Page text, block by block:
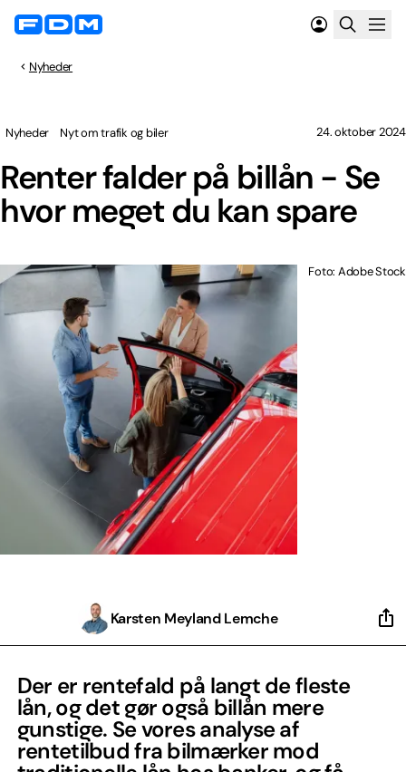
Nyheder
Renter falder på billån - Se
hvor meget du kan spare
Nyheder Nyt om trafik og biler 24. oktober 2024
Foto: Adobe Stock
Karsten Meyland Lemche
Der er rentefald på langt de fleste
lån, og det gør også billån mere
gunstige. Se vores analyse af
rentetilbud fra bilmærker mod